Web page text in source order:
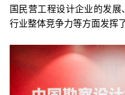
国民营工程设计企业的发
行业整体竞争力等方面发挥